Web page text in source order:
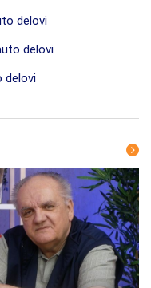
delovi
delovi
delovi